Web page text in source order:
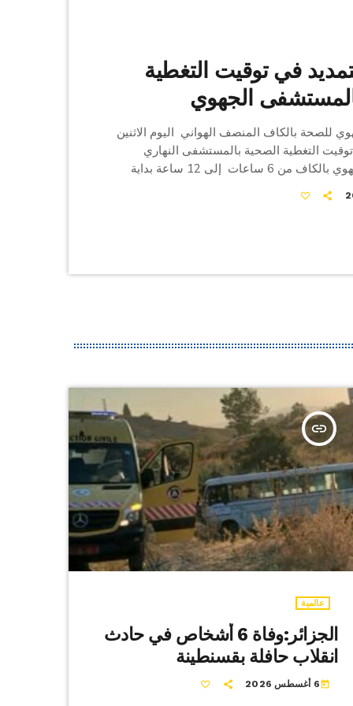
الكاف: التمديد في توقيت التغطية
الجهوي
للصحة بالكاف المنصف الهواني اليوم الاثنين
التغطية الصحية بالمستشفى النهاري
بالمستشفى الجهوي بالكاف من 6 ساعات إلى 12 ساعة بداية
مساء. وقال الهزاني في تصريح لوكالة تونس
insert_link
عالمية
الجزائر:وفاة 6 أشخاص في حادث
انقلاب حافلة بقسنطينة
today 6 أغسطس 2026